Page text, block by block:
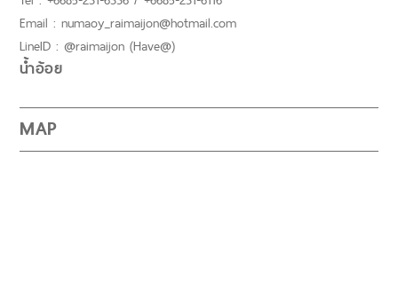
Email : numaoy_raimaijon@hotmail.com
LineID : @raimaijon (Have@)
น้ำอ้อย
MAP